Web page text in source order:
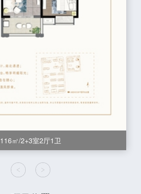
116㎡/2+3室2厅1卫